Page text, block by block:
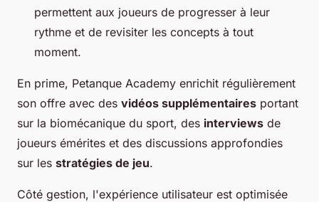
permettent aux joueurs de progresser à leur
rythme et de revisiter les concepts à tout
moment.
En prime, Petanque Academy enrichit régulièrement
son offre avec des vidéos supplémentaires portant
sur la biomécanique du sport, des interviews de
joueurs émérites et des discussions approfondies
sur les stratégies de jeu.
Côté gestion, l'expérience utilisateur est optimisée